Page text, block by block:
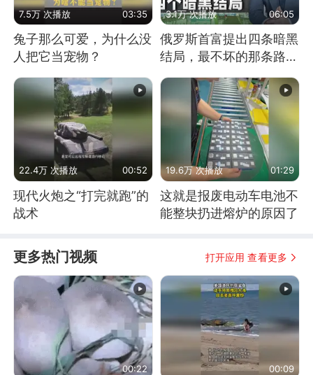
7.5万 次播放 03:35
兔子那么可爱，为什么没
人把它当宠物？
3.1万 次播放 06:05
俄罗斯首富提出四条暗黑
结局，最不坏的那条路是
22.4万 次播放 00:52
现代火炮之“打完就跑”的
战术
19.6万 次播放 01:29
这就是报废电动车电池不
能整块扔进熔炉的原因了
更多热门视频 打开应用 查看更多
00:22 00:09